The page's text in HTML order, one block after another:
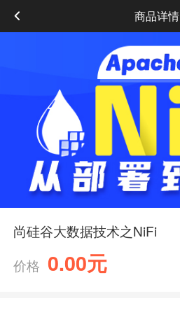
商品详情
尚硅谷大数据技术之NiFi
价格 0.00元